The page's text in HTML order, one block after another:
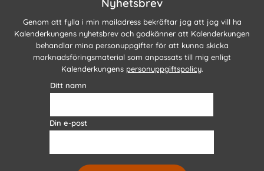
Nyhetsbrev
Genom att fylla i min mailadress bekräftar jag att jag vill ha
Kalenderkungens nyhetsbrev och godkänner att Kalenderkungen
behandlar mina personuppgifter för att kunna skicka
marknadsföringsmaterial som anpassats till mig enligt
Kalenderkungens personuppgiftspolicy.
Ditt namn
Din e-post